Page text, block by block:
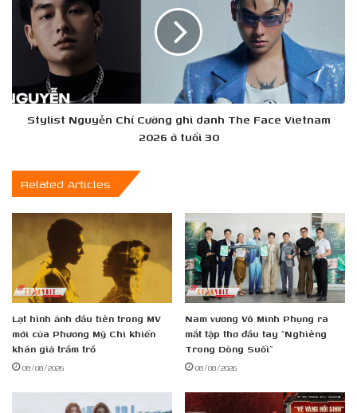
hưởng
Cường
danh
Vietnam
2026
30
Stylist Nguyễn Chí Cường ghi danh The Face Vietnam
2026 ở tuổi 30
Related Articles
Lạt hình ảnh đầu tiên trong MV
mới của Phương Mỹ Chi khiến
khán giả trầm trồ
08/08/2026
Nam vương Võ Minh Phụng ra
mắt tập thơ đầu tay “Nghiêng
Trong Dòng Suối”
08/08/2026